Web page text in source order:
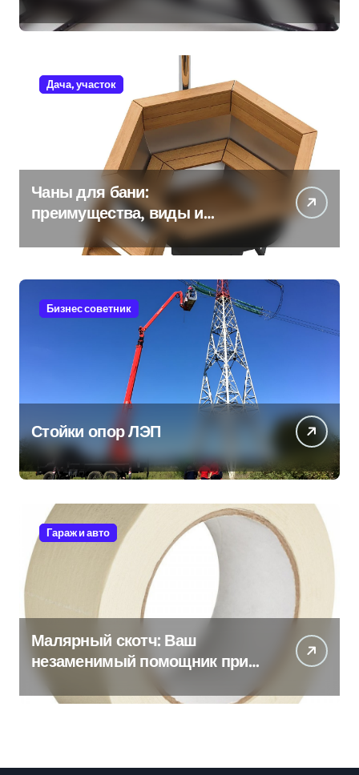
Дача, участок
Чаны для бани:
преимущества, виды и
особенности использования
Бизнес советник
Стойки опор ЛЭП
Гараж и авто
Малярный скотч: Ваш
незаменимый помощник при